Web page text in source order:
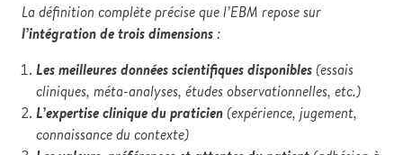
La définition complète précise que l’EBM repose sur
l’intégration de trois dimensions:
Les meilleures données scientifiques disponibles (essais
cliniques, méta-analyses, études observationnelles, etc.)
L’expertise clinique du praticien (expérience, jugement,
connaissance du contexte)